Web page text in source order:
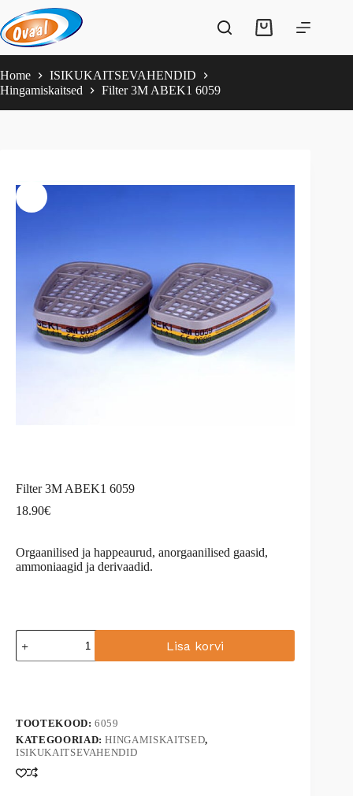
to
content
Shopping
Home
ISIKUKAITSEVAHENDID
Hingamiskaitsed
Filter 3M ABEK1 6059
Filter 3M ABEK1 6059
18.90€
Orgaanilised ja happeaurud, anorgaanilised gaasid,
ammoniaagid ja derivaadid.
Filter
3M
ABEK1
Lisa korvi
r
n
a
t
TOOTEKOOD:6059
KATEGOORIAD:HINGAMISKAITSED,
ISIKUKAITSEVAHENDID